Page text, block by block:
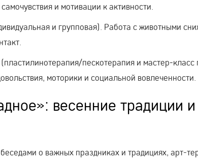
и мотивации к активности.
и групповая). Работа с животными
пескотерапия и
моторики и социальной вовлеченности.
весенние традиции
о важных праздниках и традициях, арт-